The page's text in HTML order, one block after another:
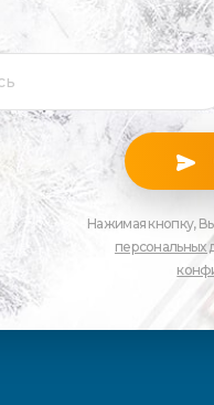
Нажимая кнопку,
персональных